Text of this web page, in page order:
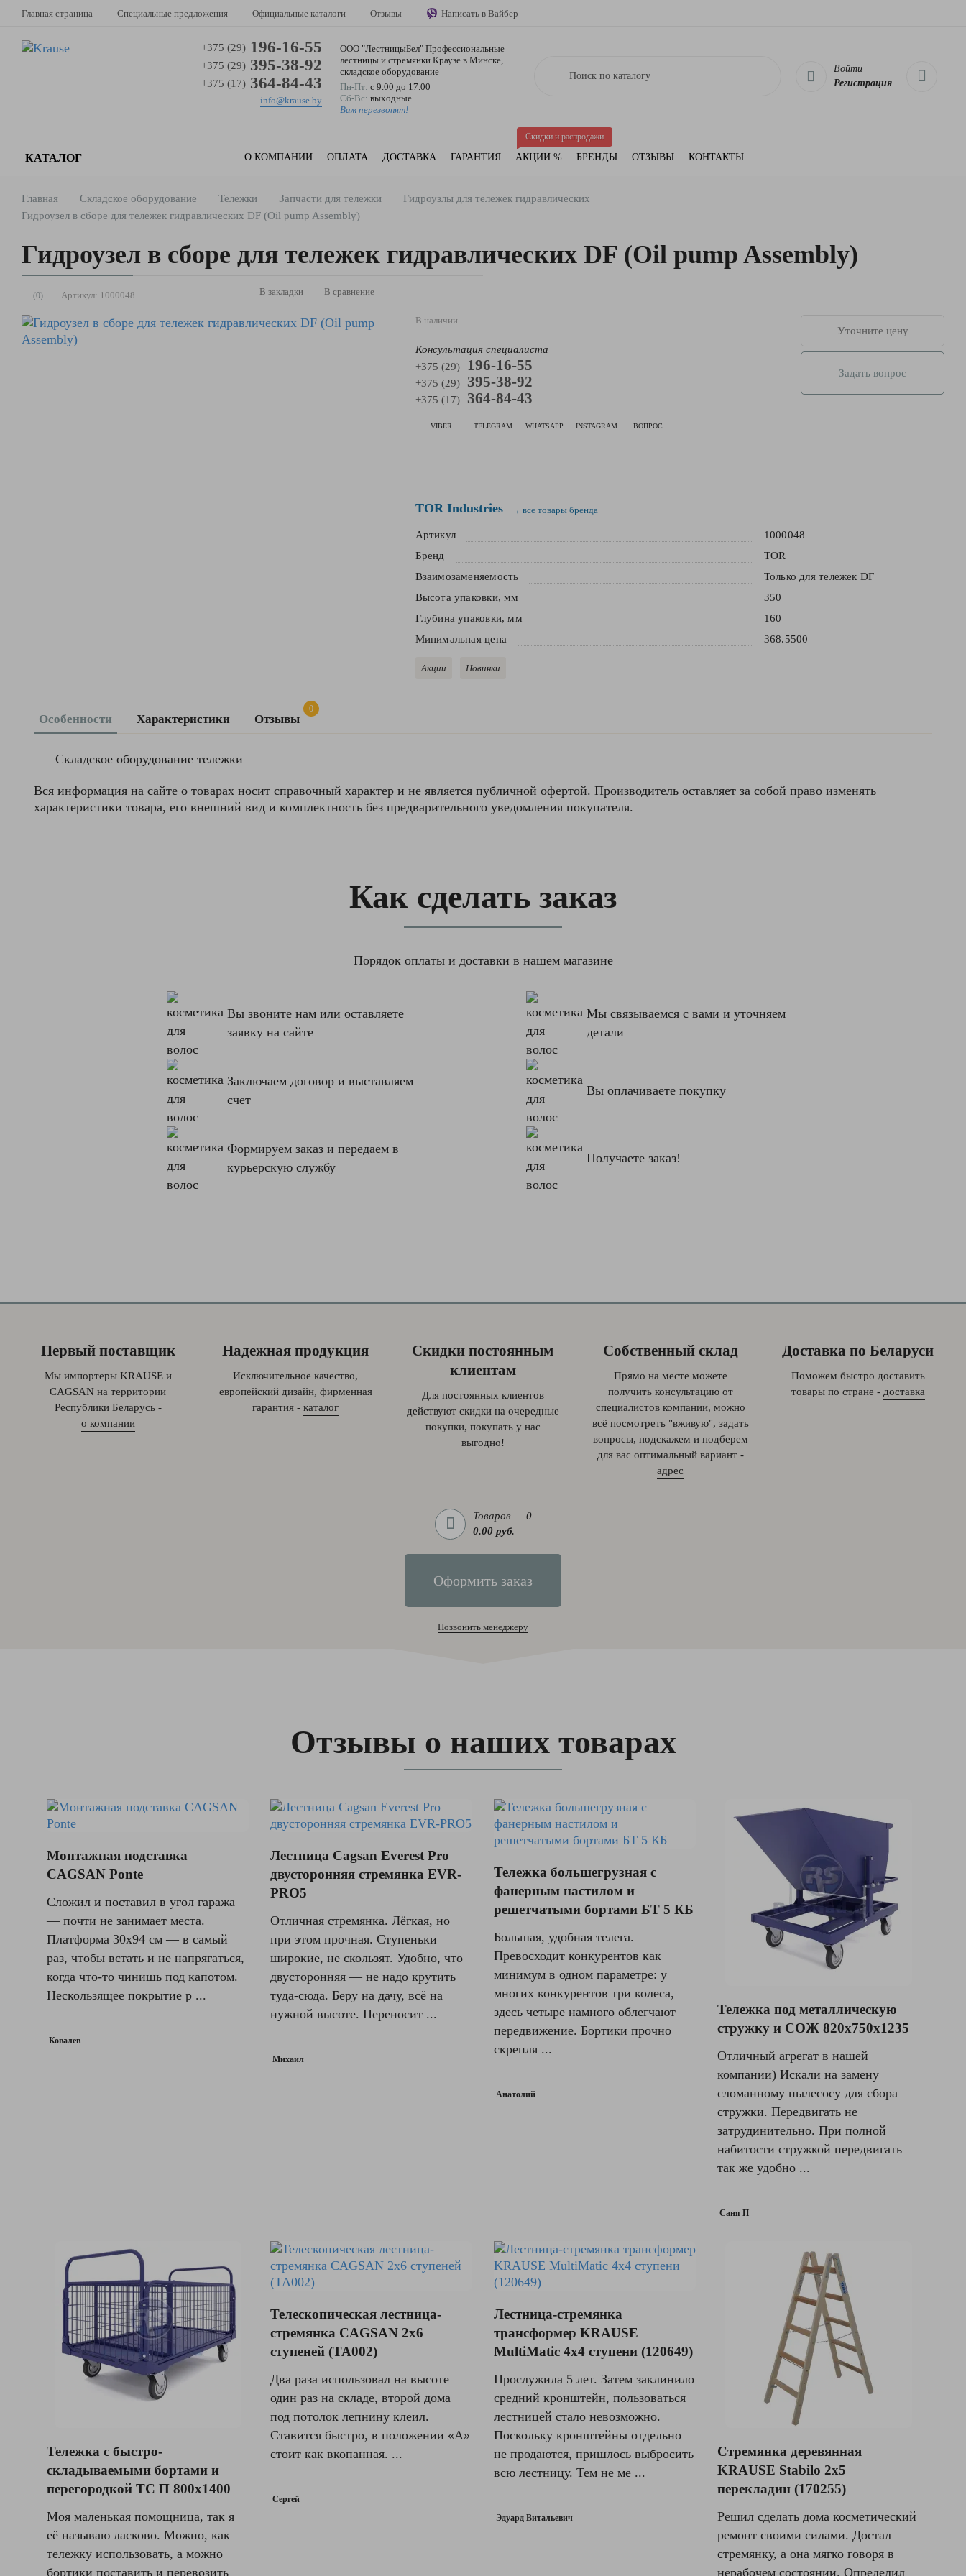
Главная страница Специальные предложения Официальные каталоги Отзывы Написать в Вайбер
+375 (29) 196-16-55
+375 (29) 395-38-92
+375 (17) 364-84-43
info@krause.by
ООО "ЛестницыБел" Профессиональные
лестницы и стремянки Краузе в Минске,
складское оборудование
Пн-Пт: с 9.00 до 17.00
Сб-Вс: выходные
Вам перезвонят!
Войти
Регистрация
КАТАЛОГ О КОМПАНИИ ОПЛАТА ДОСТАВКА ГАРАНТИЯ АКЦИИ %
Скидки и распродажи
БРЕНДЫ ОТЗЫВЫ КОНТАКТЫ
Главная Складское оборудование Тележки Запчасти для тележки
Гидроузлы для тележек гидравлических
Гидроузел в сборе для тележек гидравлических DF (Oil pump Assembly)
Гидроузел в сборе для тележек гидравлических DF (Oil pump Assembly)
(0) Артикул: 1000048 В закладки В сравнение
В наличии
Консультация специалиста
+375 (29)
196-16-55
+375 (29) 395-38-92
+375 (17) 364-84-43
VIBER TELEGRAM WHATSAPP INSTAGRAM ВОПРОС
Уточните цену
Задать вопрос
TOR Industries → все товары бренда
Артикул
1000048
Бренд
TOR
Взаимозаменяемость
Только для тележек DF
Высота упаковки, мм
350
Глубина упаковки, мм
160
Минимальная цена
368.5500
Акции Новинки
Особенности Характеристики Отзывы
0
Складское оборудование тележки
Взаимозаменяемость
Только
для
тележек
Тип Гидроузел
DF
Оставить
отзыв
Ваша
Вся информация на сайте о товарах носит справочный характер и не является публичной офертой. Производитель оставляет за собой право изменять
характеристики товара, его внешний вид и комплектность без предварительного уведомления покупателя.
Как сделать заказ
Порядок оплаты и доставки в нашем магазине
Вы звоните нам или оставляете
заявку на сайте
Мы связываемся с вами и уточняем
детали
Заключаем договор и выставляем
счет
Вы оплачиваете покупку
Формируем заказ и передаем в
курьерскую службу
Получаете заказ!
Первый поставщик
Мы импортеры KRAUSE и
CAGSAN на территории
Республики Беларусь -
о компании
Надежная продукция
Исключительное качество,
европейский дизайн, фирменная
гарантия -каталог
Скидки постоянным
клиентам
Для постоянных клиентов
действуют скидки на очередные
покупки, покупать у нас
выгодно!
Собственный склад
Прямо на месте можете
получить консультацию от
специалистов компании, можно
всё посмотреть "вживую", задать
вопросы, подскажем и подберем
для вас оптимальный вариант -
адрес
Доставка по Беларуси
Поможем быстро доставить
товары по стране - доставка
Товаров — 0
0.00 руб.
Оформить заказ
Позвонить менеджеру
Отзывы о наших товарах
Монтажная подставка
CAGSAN Ponte
Сложил и поставил в угол гаража
— почти не занимает места.
Платформа 30х94 см — в самый
раз, чтобы встать и не напрягаться,
когда что-то чинишь под капотом.
Нескользящее покрытие р ...
Ковалев
Лестница Cagsan Everest Pro
двусторонняя стремянка EVR-
PRO5
Отличная стремянка. Лёгкая, но
при этом прочная. Ступеньки
широкие, не скользят. Удобно, что
двусторонняя — не надо крутить
туда-сюда. Беру на дачу, всё на
нужной высоте. Переносит ...
Михаил
Тележка большегрузная с
фанерным настилом и
решетчатыми бортами БТ 5 КБ
Большая, удобная телега.
Превосходит конкурентов как
минимум в одном параметре: у
многих конкурентов три колеса,
здесь четыре намного облегчают
передвижение. Бортики прочно
скрепля ...
Анатолий
Тележка под металлическую
стружку и СОЖ 820х750х1235
Отличный агрегат в нашей
компании) Искали на замену
сломанному пылесосу для сбора
стружки. Передвигать не
затрудинительно. При полной
набитости стружкой передвигать
так же удобно ...
Саня П
Тележка с быстро-
складываемыми бортами и
перегородкой ТС П 800х1400
Моя маленькая помощница, так я
её называю ласково. Можно, как
тележку использовать, а можно
бортики поставить и перевозить
Телескопическая лестница-
стремянка CAGSAN 2x6
ступеней (TA002)
Два раза использовал на высоте
один раз на складе, второй дома
под потолок лепнину клеил.
Ставится быстро, в положении «A»
стоит как вкопанная. ...
Сергей
Лестница-стремянка
трансформер KRAUSE
MultiMatic 4x4 ступени (120649)
Прослужила 5 лет. Затем заклинило
средний кронштейн, пользоваться
лестницей стало невозможно.
Поскольку кронштейны отдельно
не продаются, пришлось выбросить
всю лестницу. Тем не ме ...
Эдуард Витальевич
Стремянка деревянная
KRAUSE Stabilo 2x5
перекладин (170255)
Решил сделать дома косметический
ремонт своими силами. Достал
стремянку, а она мягко говоря в
нерабочем состоянии. Определил